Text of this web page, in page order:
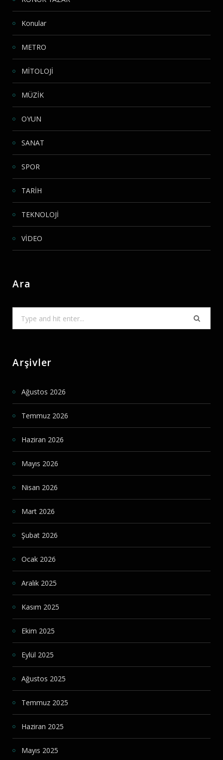
Konular
METRO
MİTOLOJİ
MÜZİK
OYUN
SANAT
SPOR
TARİH
TEKNOLOJİ
VİDEO
Ara
Arşivler
Ağustos 2026
Temmuz 2026
Haziran 2026
Mayıs 2026
Nisan 2026
Mart 2026
Şubat 2026
Ocak 2026
Aralık 2025
Kasım 2025
Ekim 2025
Eylül 2025
Ağustos 2025
Temmuz 2025
Haziran 2025
Mayıs 2025